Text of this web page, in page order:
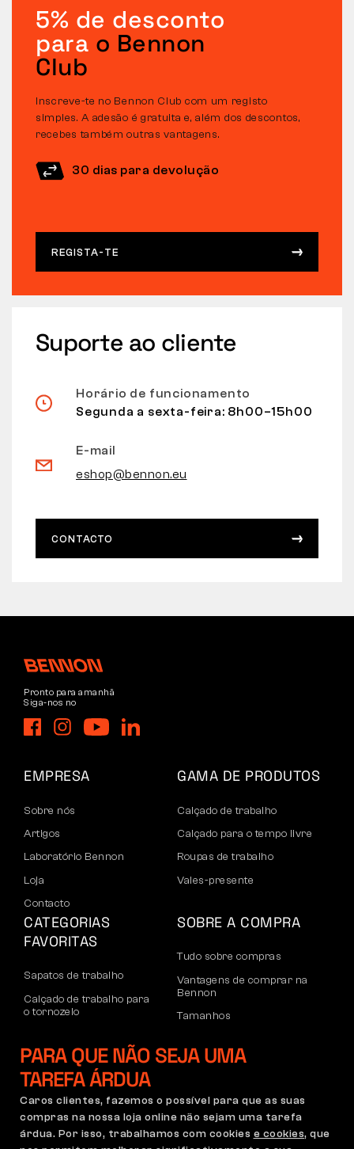
5% de desconto
para o Bennon
Club
Inscreve-te no Bennon Club com um registo
simples. A adesão é gratuita e, além dos descontos,
recebes também outras vantagens.
30 dias para devolução
REGISTA-TE
Suporte ao cliente
Horário de funcionamento
Segunda a sexta-feira: 8h00–15h00
E-mail
eshop@bennon.eu
CONTACTO
Pronto para amanhã
Siga-nos no
EMPRESA
Sobre nós
Artigos
Laboratório Bennon
Loja
Contacto
GAMA DE PRODUTOS
Calçado de trabalho
Calçado para o tempo livre
Roupas de trabalho
Vales-presente
CATEGORIAS
FAVORITAS
Sapatos de trabalho
Calçado de trabalho para
o tornozelo
Calçado de lazer para
o tornozelo
Calças
Moletons
SOBRE A COMPRA
Tudo sobre compras
Vantagens de comprar na
Bennon
Tamanhos
Transporte e pagamento
Registo no B2B
Reclamações e garantia
PARA QUE NÃO SEJA UMA
TAREFA ÁRDUA
Caros clientes, fazemos o possível para que as suas
compras na nossa loja online não sejam uma tarefa
árdua. Por isso, trabalhamos com cookies e cookies, que